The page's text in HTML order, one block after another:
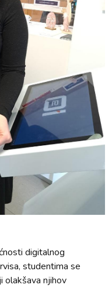
digitalnog
studentima se
olakšava njihov